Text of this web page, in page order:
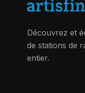
Découvrez et
de stations de
entier.